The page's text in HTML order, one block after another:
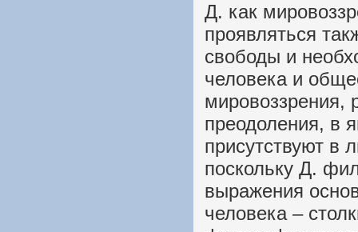
Д. как
проявляться
свободы и
человека и
мировоззрения,
преодоления, в
присутствуют в
поскольку Д.
выражения
человека –